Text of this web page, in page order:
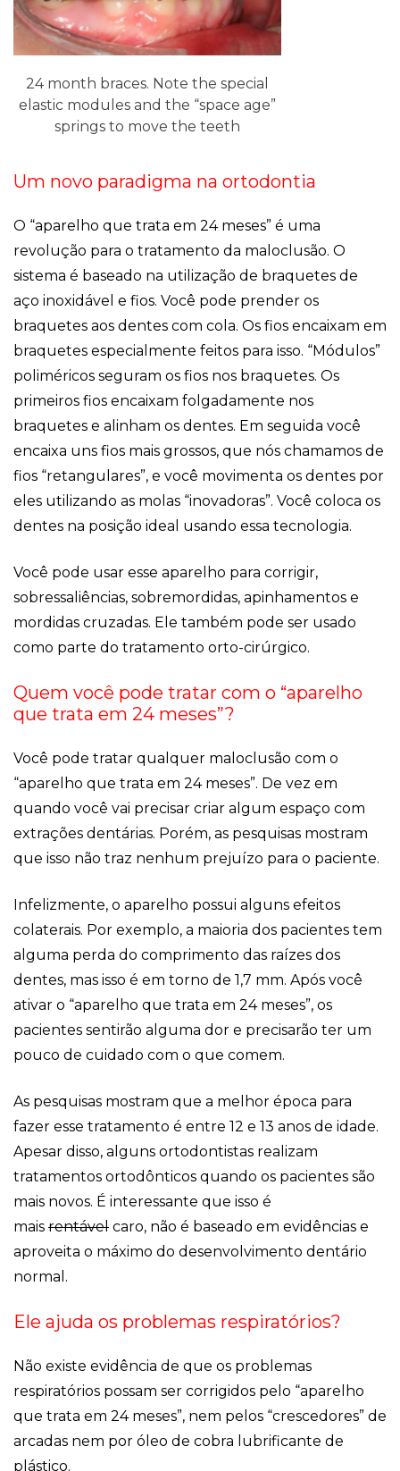
24 month braces. Note the special
elastic modules and the “space age”
springs to move the teeth
Um novo paradigma na ortodontia
O “aparelho que trata em 24 meses” é uma
revolução para o tratamento da maloclusão. O
sistema é baseado na utilização de braquetes de
aço inoxidável e fios. Você pode prender os
braquetes aos dentes com cola. Os fios encaixam em
braquetes especialmente feitos para isso. “Módulos”
poliméricos seguram os fios nos braquetes. Os
primeiros fios encaixam folgadamente nos
braquetes e alinham os dentes. Em seguida você
encaixa uns fios mais grossos, que nós chamamos de
fios “retangulares”, e você movimenta os dentes por
eles utilizando as molas “inovadoras”. Você coloca os
dentes na posição ideal usando essa tecnologia.
Você pode usar esse aparelho para corrigir,
sobressaliências, sobremordidas, apinhamentos e
mordidas cruzadas. Ele também pode ser usado
como parte do tratamento orto-cirúrgico.
Quem você pode tratar com o “aparelho
que trata em 24 meses”?
Você pode tratar qualquer maloclusão com o
“aparelho que trata em 24 meses”. De vez em
quando você vai precisar criar algum espaço com
extrações dentárias. Porém, as pesquisas mostram
que isso não traz nenhum prejuízo para o paciente.
Infelizmente, o aparelho possui alguns efeitos
colaterais. Por exemplo, a maioria dos pacientes tem
alguma perda do comprimento das raízes dos
dentes, mas isso é em torno de 1,7 mm. Após você
ativar o “aparelho que trata em 24 meses”, os
pacientes sentirão alguma dor e precisarão ter um
pouco de cuidado com o que comem.
As pesquisas mostram que a melhor época para
fazer esse tratamento é entre 12 e 13 anos de idade.
Apesar disso, alguns ortodontistas realizam
tratamentos ortodônticos quando os pacientes são
mais novos. É interessante que isso é
mais rentável caro, não é baseado em evidências e
aproveita o máximo do desenvolvimento dentário
normal.
Ele ajuda os problemas respiratórios?
Não existe evidência de que os problemas
respiratórios possam ser corrigidos pelo “aparelho
que trata em 24 meses”, nem pelos “crescedores” de
arcadas nem por óleo de cobra lubrificante de
plástico.